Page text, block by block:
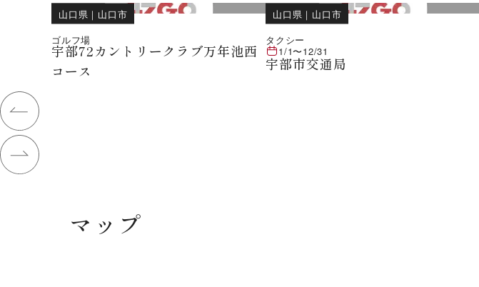
山口県 ｜ 山口市
ゴルフ場
宇部72カントリークラブ万年池西
コース
山口県 ｜ 山口市
タクシー
1/1〜12/31
宇部市交通局
マップ